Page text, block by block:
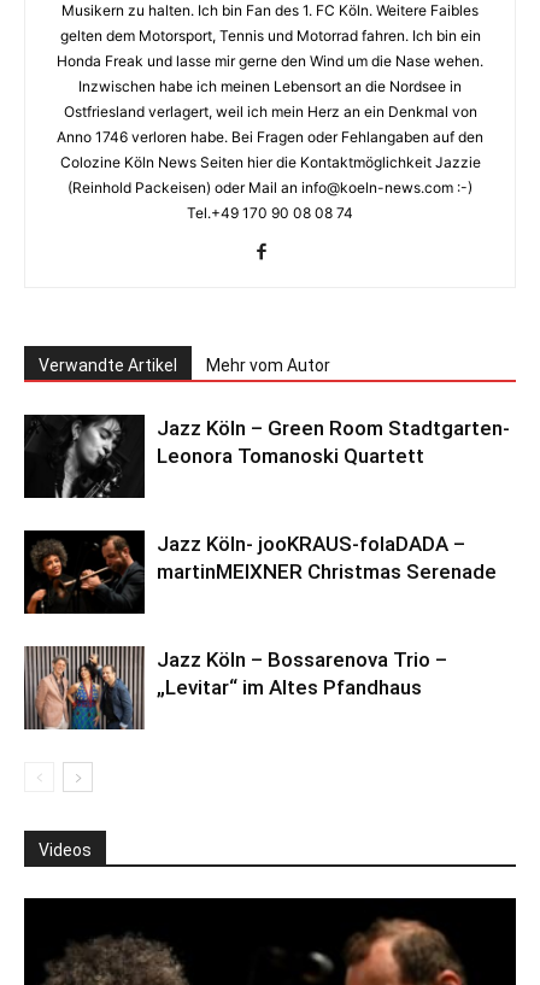
Musikern zu halten. Ich bin Fan des 1. FC Köln. Weitere Faibles
gelten dem Motorsport, Tennis und Motorrad fahren. Ich bin ein
Honda Freak und lasse mir gerne den Wind um die Nase wehen.
Inzwischen habe ich meinen Lebensort an die Nordsee in
Ostfriesland verlagert, weil ich mein Herz an ein Denkmal von
Anno 1746 verloren habe. Bei Fragen oder Fehlangaben auf den
Colozine Köln News Seiten hier die Kontaktmöglichkeit Jazzie
(Reinhold Packeisen) oder Mail an info@koeln-news.com :-)
Tel.+49 170 90 08 08 74
Verwandte Artikel Mehr vom Autor
Jazz Köln – Green Room Stadtgarten-
Leonora Tomanoski Quartett
Jazz Köln- jooKRAUS-folaDADA –
martinMEIXNER Christmas Serenade
Jazz Köln – Bossarenova Trio –
„Levitar“ im Altes Pfandhaus
Videos